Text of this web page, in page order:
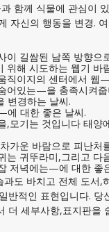
함께 식물에 관심이
자신의 행동을 변경.
이 길쌈된 남쪽 방향으
위해 시도하는 웹기 바
직이지의 센터에서 웹
어있는—을 충족시켜줍
변경하는 날씨.
에 대한 좋은 날씨.
,모기는 것입니다 태양
가운 바람으로 피난처
는 귀뚜라미,그리고 다
저녁에는—에 대한 좋
도 바치고 전체 도서,
반적인 표현입니다. 당
더 세부사항,표지판을